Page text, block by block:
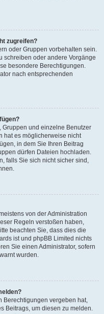
zugreifen?
oder Gruppen vorbehalten sein.
schreiben oder andere Vorgänge
besondere Berechtigungen.
nach entsprechenden
Gruppen und einzelne Benutzer
hat es möglicherweise nicht
in dem Sie Ihren Beitrag
dürfen Dateien hochladen.
falls Sie sich nicht sicher sind,
von der Administration
Regeln verstoßen haben,
beachten Sie, dass dies die
ist und phpBB Limited nichts
Sie einen Administrator, sofern
wurden.
Berechtigungen vergeben hat,
Beitrags, um diesen zu melden.